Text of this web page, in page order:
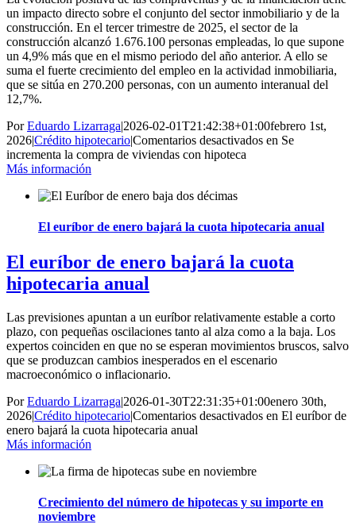
un impacto directo sobre el conjunto del sector inmobiliario y de la
construcción. En el tercer trimestre de 2025, el sector de la
construcción alcanzó 1.676.100 personas empleadas, lo que supone
un 4,9% más que en el mismo periodo del año anterior. A ello se
suma el fuerte crecimiento del empleo en la actividad inmobiliaria,
que se sitúa en 270.200 personas, con un aumento interanual del
12,7%.
PorEduardo Lizarraga|2026-02-01T21:42:38+01:00febrero 1st,
2026|Crédito hipotecario|Comentarios desactivados en Se
incrementa la compra de viviendas con hipoteca
Más información
El euríbor de enero bajará la cuota hipotecaria anual
El euríbor de enero bajará la cuota
hipotecaria anual
Las previsiones apuntan a un euríbor relativamente estable a corto
plazo, con pequeñas oscilaciones tanto al alza como a la baja. Los
expertos coinciden en que no se esperan movimientos bruscos, salvo
que se produzcan cambios inesperados en el escenario
macroeconómico o inflacionario.
PorEduardo Lizarraga|2026-01-30T22:31:35+01:00enero 30th,
2026|Crédito hipotecario|Comentarios desactivados en El euríbor de
enero bajará la cuota hipotecaria anual
Más información
Crecimiento del número de hipotecas y su importe en
noviembre